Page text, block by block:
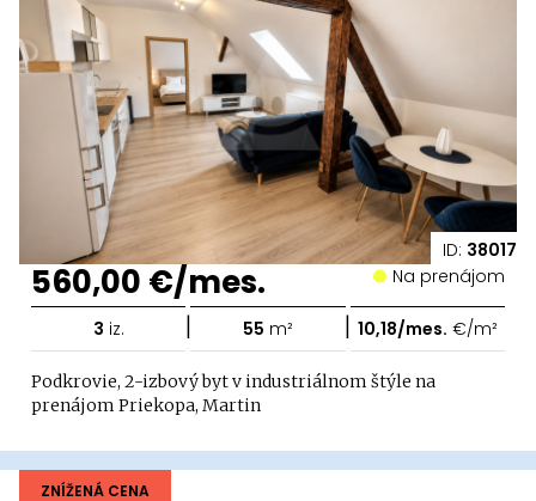
ID: 38017
560,00 €/mes. Na prenájom
3 iz. | 55 m² | 10,18/mes. €/m²
Podkrovie, 2-izbový byt v industriálnom štýle na
prenájom Priekopa, Martin
ZNÍŽENÁ CENA